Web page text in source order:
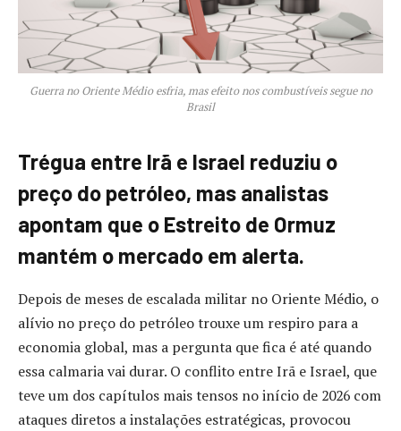
Guerra no Oriente Médio esfria, mas efeito nos combustíveis segue no
Brasil
Trégua entre Irã e Israel reduziu o
preço do petróleo, mas analistas
apontam que o Estreito de Ormuz
mantém o mercado em alerta.
Depois de meses de escalada militar no Oriente Médio, o
alívio no preço do petróleo trouxe um respiro para a
economia global, mas a pergunta que fica é até quando
essa calmaria vai durar. O conflito entre Irã e Israel, que
teve um dos capítulos mais tensos no início de 2026 com
ataques diretos a instalações estratégicas, provocou